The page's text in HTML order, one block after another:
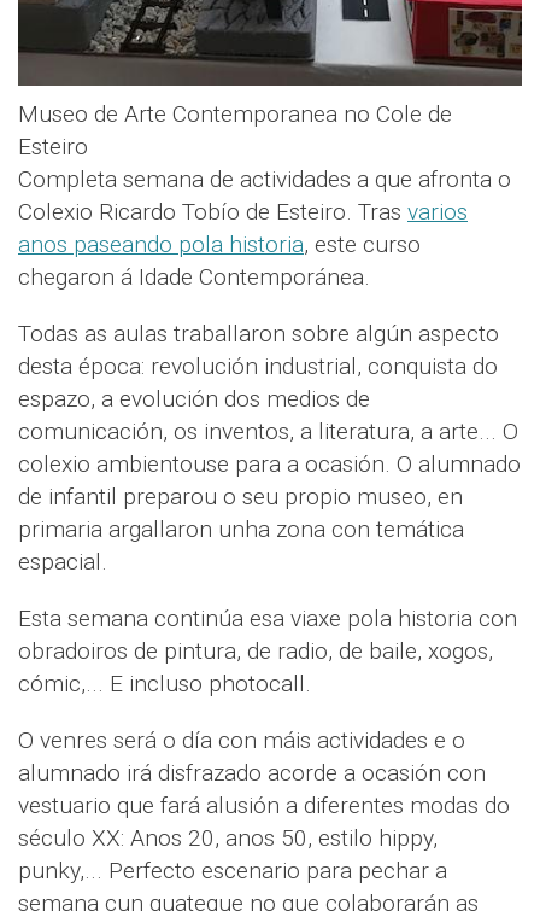
Museo de Arte Contemporanea no Cole de
Esteiro
Completa semana de actividades a que afronta o
Colexio Ricardo Tobío de Esteiro. Tras varios
anos paseando pola historia, este curso
chegaron á Idade Contemporánea.
Todas as aulas traballaron sobre algún aspecto
desta época: revolución industrial, conquista do
espazo, a evolución dos medios de
comunicación, os inventos, a literatura, a arte... O
colexio ambientouse para a ocasión. O alumnado
de infantil preparou o seu propio museo, en
primaria argallaron unha zona con temática
espacial.
Esta semana continúa esa viaxe pola historia con
obradoiros de pintura, de radio, de baile, xogos,
cómic,... E incluso photocall.
O venres será o día con máis actividades e o
alumnado irá disfrazado acorde a ocasión con
vestuario que fará alusión a diferentes modas do
século XX: Anos 20, anos 50, estilo hippy,
punky,... Perfecto escenario para pechar a
semana cun guateque no que colaborarán as